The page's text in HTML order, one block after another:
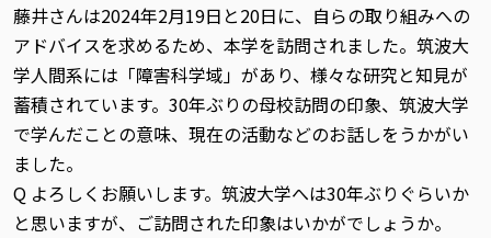
藤井さんは2024年2月19日と20日に、自らの取り組みへの
アドバイスを求めるため、本学を訪問されました。筑波大
学人間系には「障害科学域」があり、様々な研究と知見が
蓄積されています。30年ぶりの母校訪問の印象、筑波大学
で学んだことの意味、現在の活動などのお話しをうかがい
ました。
Q よろしくお願いします。筑波大学へは30年ぶりぐらいか
と思いますが、ご訪問された印象はいかがでしょうか。